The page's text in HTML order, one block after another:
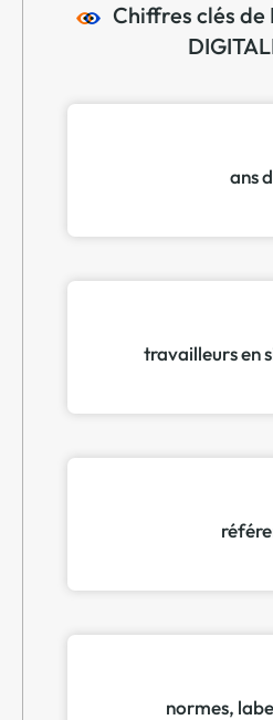
Chiffres clés de
ans
travailleurs en
normes,